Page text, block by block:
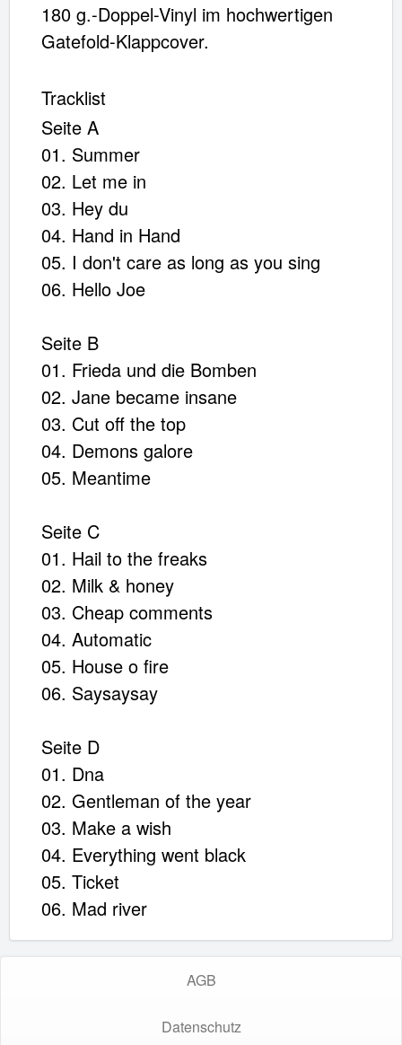
180 g.-Doppel-Vinyl im hochwertigen
Gatefold-Klappcover.
Tracklist
Seite A
01. Summer
02. Let me in
03. Hey du
04. Hand in Hand
05. I don't care as long as you sing
06. Hello Joe
Seite B
01. Frieda und die Bomben
02. Jane became insane
03. Cut off the top
04. Demons galore
05. Meantime
Seite C
01. Hail to the freaks
02. Milk & honey
03. Cheap comments
04. Automatic
05. House o fire
06. Saysaysay
Seite D
01. Dna
02. Gentleman of the year
03. Make a wish
04. Everything went black
05. Ticket
06. Mad river
Vinyl Beatsteaks: 23 Singles
Warenkorb ansehen
AGB
Datenschutz